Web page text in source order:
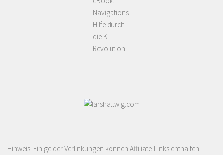
Navigations-
Hilfe durch
die KI-
Revolution
Hinweis: Einige der Verlinkungen können Affiliate-Links enthalten.